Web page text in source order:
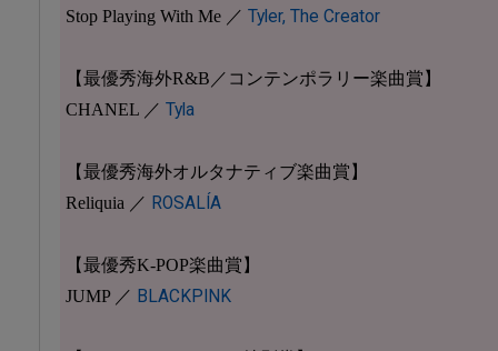
Stop Playing With Me ／ Tyler, The Creator
【最優秀海外R&B／コンテンポラリー楽曲賞】
CHANEL ／ Tyla
【最優秀海外オルタナティブ楽曲賞】
Reliquia ／ ROSALÍA
【最優秀K-POP楽曲賞】
JUMP ／ BLACKPINK